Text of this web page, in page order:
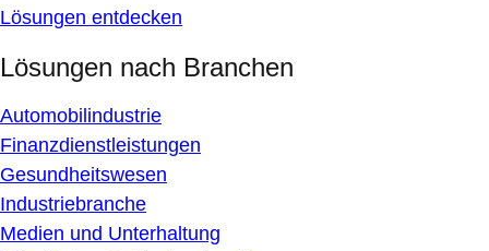
Lösungen entdecken
Lösungen nach Branchen
Automobilindustrie
Finanzdienstleistungen
Gesundheitswesen
Industriebranche
Medien und Unterhaltung